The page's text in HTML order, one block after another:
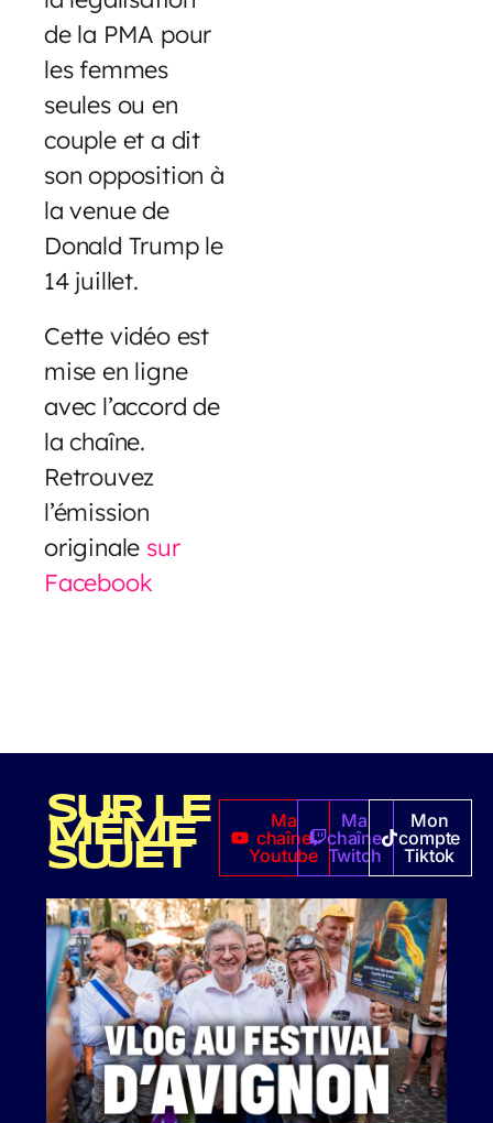
de la PMA pour
les femmes
seules ou en
couple et a dit
son opposition à
la venue de
Donald Trump le
14 juillet.
Cette vidéo est
mise en ligne
avec l’accord de
la chaîne.
Retrouvez
l’émission
originale sur
Facebook
SUR LE
MÊME
SUJET
Ma
chaîne
Youtube
Ma
chaîne
Twitch
Mon
compte
Tiktok